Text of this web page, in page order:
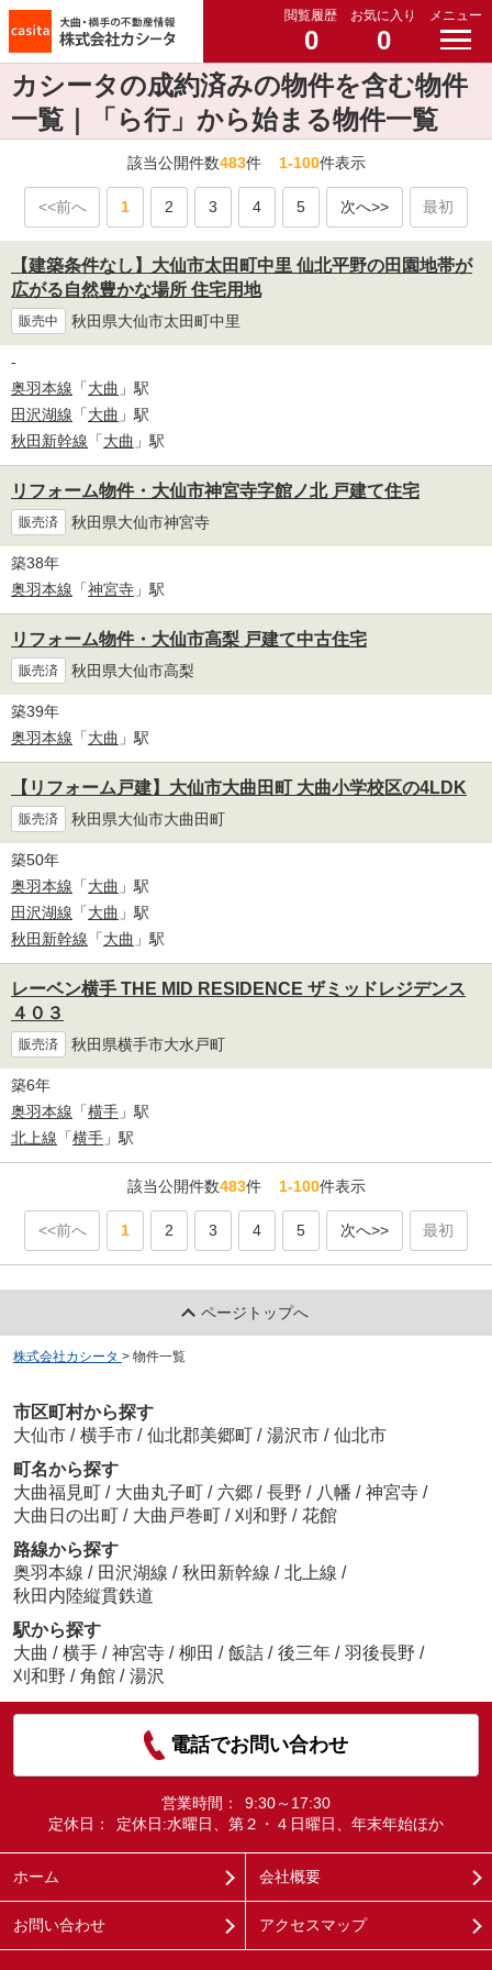
閲覧履歴
0
お気に入り
0
メニュー
カシータの成約済みの物件を含む物件
一覧｜「ら行」から始まる物件一覧
該当公開件数483件1-100件表示
<<前へ 1 2 3 4 5 次へ>> 最初
【建築条件なし】大仙市太田町中里 仙北平野の田園地帯が
広がる自然豊かな場所 住宅用地
販売中 秋田県大仙市太田町中里
-
奥羽本線 「大曲 」駅
田沢湖線 「大曲 」駅
秋田新幹線 「大曲 」駅
リフォーム物件・大仙市神宮寺字館ノ北 戸建て住宅
販売済 秋田県大仙市神宮寺
築38年
奥羽本線 「神宮寺 」駅
リフォーム物件・大仙市高梨 戸建て中古住宅
販売済 秋田県大仙市高梨
築39年
奥羽本線 「大曲 」駅
【リフォーム戸建】大仙市大曲田町 大曲小学校区の4LDK
販売済 秋田県大仙市大曲田町
築50年
奥羽本線 「大曲 」駅
田沢湖線 「大曲 」駅
秋田新幹線 「大曲 」駅
レーベン横手 THE MID RESIDENCE ザミッドレジデンス
４０３
販売済 秋田県横手市大水戸町
築6年
奥羽本線 「横手 」駅
北上線 「横手 」駅
該当公開件数483件1-100件表示
<<前へ 1 2 3 4 5 次へ>> 最初
ページトップへ
株式会社カシータ > 物件一覧
市区町村から探す
大仙市 / 横手市 / 仙北郡美郷町 / 湯沢市 / 仙北市
町名から探す
大曲福見町 / 大曲丸子町 / 六郷 / 長野 / 八幡 / 神宮寺 /
大曲日の出町 / 大曲戸巻町 / 刈和野 / 花館
路線から探す
奥羽本線 / 田沢湖線 / 秋田新幹線 / 北上線 /
秋田内陸縦貫鉄道
駅から探す
大曲 / 横手 / 神宮寺 / 柳田 / 飯詰 / 後三年 / 羽後長野 /
刈和野 / 角館 / 湯沢
電話でお問い合わせ
営業時間：
9:30～17:30
定休日：
定休日:水曜日、第２・４日曜日、年末年始ほか
ホーム 会社概要
お問い合わせ アクセスマップ